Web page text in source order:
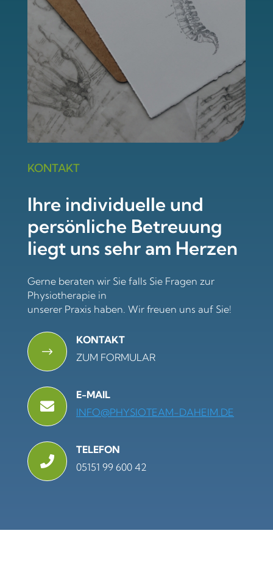
KONTAKT
Ihre individuelle und
persönliche Betreuung
liegt uns sehr am Herzen
Gerne beraten wir Sie falls Sie Fragen zur
Physiotherapie in
unserer Praxis haben. Wir freuen uns auf Sie!
$
KONTAKT
ZUM FORMULAR

E-MAIL
INFO@PHYSIOTEAM-DAHEIM.DE

TELEFON
05151 99 600 42